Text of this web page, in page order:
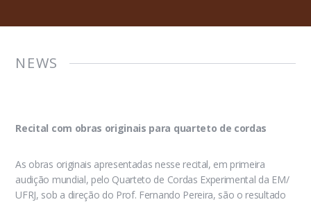
NEWS
Recital com obras originais para quarteto de cordas
As obras originais apresentadas nesse recital, em primeira
audição mundial, pelo Quarteto de Cordas Experimental da EM/
UFRJ, sob a direção do Prof. Fernando Pereira, são o resultado